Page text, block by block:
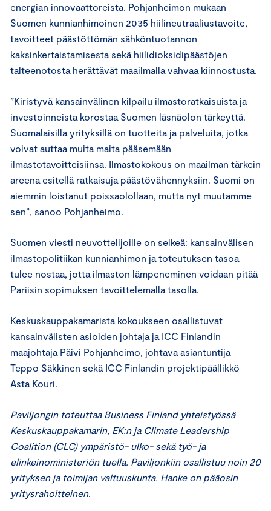
energian innovaattoreista. Pohjanheimon mukaan
Suomen kunnianhimoinen 2035 hiilineutraaliustavoite,
tavoitteet päästöttömän sähköntuotannon
kaksinkertaistamisesta sekä hiilidioksidipäästöjen
talteenotosta herättävät maailmalla vahvaa kiinnostusta.
”Kiristyvä kansainvälinen kilpailu ilmastoratkaisuista ja
investoinneista korostaa Suomen läsnäolon tärkeyttä.
Suomalaisilla yrityksillä on tuotteita ja palveluita, jotka
voivat auttaa muita maita pääsemään
ilmastotavoitteisiinsa. Ilmastokokous on maailman tärkein
areena esitellä ratkaisuja päästövähennyksiin. Suomi on
aiemmin loistanut poissaolollaan, mutta nyt muutamme
sen”, sanoo Pohjanheimo.
Suomen viesti neuvottelijoille on selkeä: kansainvälisen
ilmastopolitiikan kunnianhimon ja toteutuksen tasoa
tulee nostaa, jotta ilmaston lämpeneminen voidaan pitää
Pariisin sopimuksen tavoittelemalla tasolla.
Keskuskauppakamarista kokoukseen osallistuvat
kansainvälisten asioiden johtaja ja ICC Finlandin
maajohtaja Päivi Pohjanheimo, johtava asiantuntija
Teppo Säkkinen sekä ICC Finlandin projektipäällikkö
Asta Kouri.
Paviljongin toteuttaa Business Finland yhteistyössä
Keskuskauppakamarin, EK:n ja Climate Leadership
Coalition (CLC) ympäristö- ulko- sekä työ- ja
elinkeinoministeriön tuella. Paviljonkiin osallistuu noin 20
yrityksen ja toimijan valtuuskunta. Hanke on pääosin
yritysrahoitteinen.